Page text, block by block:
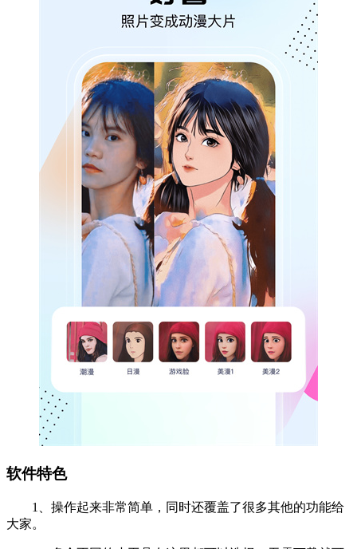
软件特色
1、操作起来非常简单，同时还覆盖了很多其他的功能给
大家。